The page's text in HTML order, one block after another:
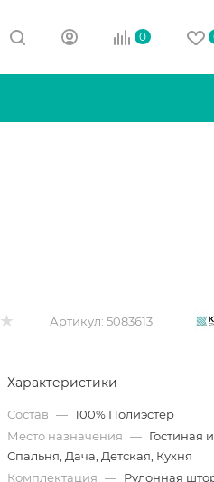
0
Артикул: 5083613
Характеристики
Состав — 100% Полиэстер
Место назначения — Гостиная и
Спальня, Дача, Детская, Кухня
Комплектация — Рулонная